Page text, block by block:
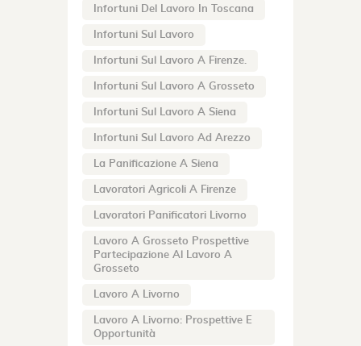
Infortuni Del Lavoro In Toscana
Infortuni Sul Lavoro
Infortuni Sul Lavoro A Firenze.
Infortuni Sul Lavoro A Grosseto
Infortuni Sul Lavoro A Siena
Infortuni Sul Lavoro Ad Arezzo
La Panificazione A Siena
Lavoratori Agricoli A Firenze
Lavoratori Panificatori Livorno
Lavoro A Grosseto Prospettive
Partecipazione Al Lavoro A
Grosseto
Lavoro A Livorno
Lavoro A Livorno: Prospettive E
Opportunità